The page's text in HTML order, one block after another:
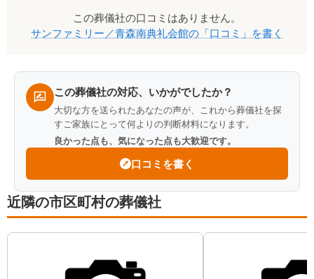
この葬儀社の口コミはありません。
サンファミリー／青森南典礼会館の「口コミ」を書く
この葬儀社の対応、いかがでしたか？
大切な方を送られたあなたの声が、これから葬儀社を探
すご家族にとって何よりの判断材料になります。
良かった点も、気になった点も大歓迎です。
口コミを書く
近隣の市区町村の葬儀社